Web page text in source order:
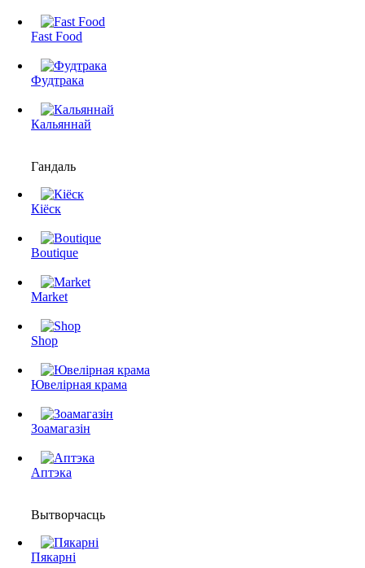
Fast Food
Фудтрака
Кальяннай
Гандаль
Кіёск
Boutique
Market
Shop
Ювелірная крама
Зоамагазін
Аптэка
Вытворчасць
Пякарні